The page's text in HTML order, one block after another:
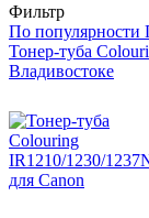
Фильтр
По популярности
Тонер-туба
Владивостоке